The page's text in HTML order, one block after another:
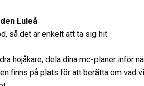
Luleå
så det är enkelt att ta sig hit.
hojåkare, dela dina mc-planer inför
finns på plats för att berätta om vad